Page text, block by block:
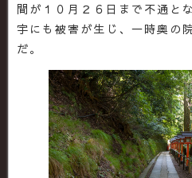
間が１０月２６日まで不通と
宇にも被害が生じ、一時奥の
だ。